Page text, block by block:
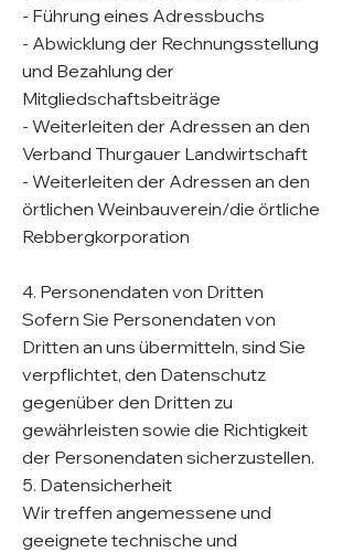
- Führung eines Adressbuchs
- Abwicklung der Rechnungsstellung
und Bezahlung der
Mitgliedschaftsbeiträge
- Weiterleiten der Adressen an den
Verband Thurgauer Landwirtschaft
- Weiterleiten der Adressen an den
örtlichen Weinbauverein/die örtliche
Rebbergkorporation
4. Personendaten von Dritten
Sofern Sie Personendaten von
Dritten an uns übermitteln, sind Sie
verpflichtet, den Datenschutz
gegenüber den Dritten zu
gewährleisten sowie die Richtigkeit
der Personendaten sicherzustellen.
5. Datensicherheit
Wir treffen angemessene und
geeignete technische und